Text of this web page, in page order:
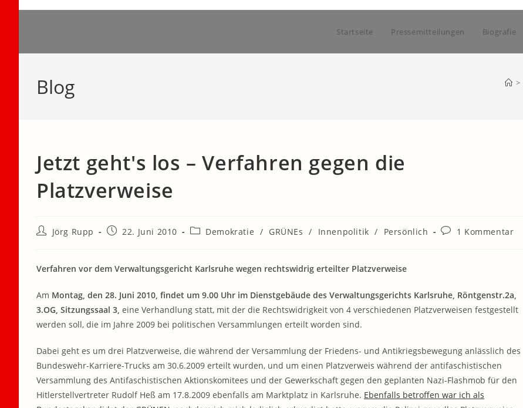
Startseite Pressemitteilungen Biografie
Blog >
Jetzt geht's los – Verfahren gegen die
Platzverweise
Beitrags-
Jörg Rupp
Beitrag22. Juni 2010
Beitrags-
Demokratie / GRÜNEs / Innenpolitik / Persönlich
Beitrags-
1 Kommentar
Verfahren vor dem Verwaltungsgericht Karlsruhe wegen rechtswidrig erteilter Platzverweise
Am Montag, den 28. Juni 2010, findet um 9.00 Uhr im Dienstgebäude des Verwaltungsgerichts Karlsruhe, Röntgenstr.2a,
3.OG, Sitzungssaal 3, eine Verhandlung statt, mit der die Rechtswidrigkeit von 4 verschiedenen Platzverweisen festgestellt
werden soll, die im Jahre 2009 bei politischen Versammlungen erteilt worden sind.
Dabei geht es um drei Platzverweise, die während der Versammlung der Friedens- und Antikriegsbewegung anlässlich des
Bundeswehr-Karriere-Trucks am 30.6.2009 erteilt wurden, und um einen Platzverweis während der antifaschistischen
Versammlung des Antifaschistischen Aktionskomitees und der Gewerkschaft gegen den geplanten Nazi-Flashmob für den
Hitlerstellvertreter Rudolf Heß am 17.8.2009 ebenfalls am Marktplatz in Karlsruhe. Ebenfalls betroffen war ich als